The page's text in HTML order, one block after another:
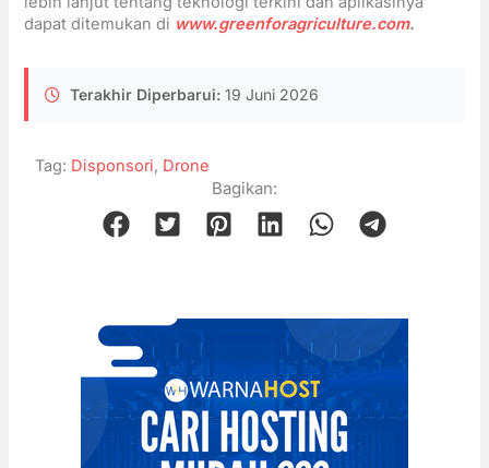
dapat ditemukan di www.greenforagriculture.com.
Terakhir Diperbarui: 19 Juni 2026
Tag: Disponsori, Drone
Bagikan: